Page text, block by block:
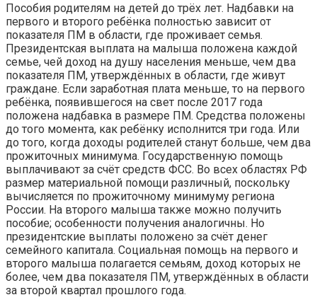
Пособия родителям на детей до трёх лет. Надбавки на
первого и второго ребёнка полностью зависит от
показателя ПМ в области, где проживает семья.
Президентская выплата на малыша положена каждой
семье, чей доход на душу населения меньше, чем два
показателя ПМ, утверждённых в области, где живут
граждане. Если заработная плата меньше, то на первого
ребёнка, появившегося на свет после 2017 года
положена надбавка в размере ПМ. Средства положены
до того момента, как ребёнку исполнится три года. Или
до того, когда доходы родителей станут больше, чем два
прожиточных минимума. Государственную помощь
выплачивают за счёт средств ФСС. Во всех областях РФ
размер материальной помощи различный, поскольку
вычисляется по прожиточному минимуму региона
России. На второго малыша также можно получить
пособие; особенности получения аналогичны. Но
президентские выплаты положено за счёт денег
семейного капитала. Социальная помощь на первого и
второго малыша полагается семьям, доход которых не
более, чем два показателя ПМ, утверждённых в области
за второй квартал прошлого года.